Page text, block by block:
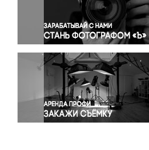
Правосудие
Происшествия и конфликты
Религия
Светская жизнь
Спорт
Экология
Экономика и бизнес